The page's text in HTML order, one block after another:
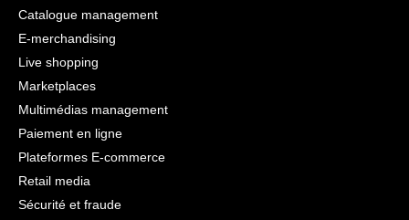
Catalogue management
E-merchandising
Live shopping
Marketplaces
Multimédias management
Paiement en ligne
Plateformes E-commerce
Retail media
Sécurité et fraude